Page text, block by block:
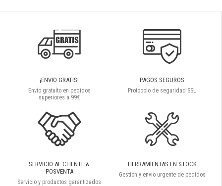
¡ENVIO GRATIS!
Envío gratuíto en pedidos
superiores a 99€
PAGOS SEGUROS
Protocolo de seguridad SSL
SERVICIO AL CLIENTE &
POSVENTA
Servicio y productos garantizados
HERRAMIENTAS EN STOCK
Gestión y envío urgente de pedidos